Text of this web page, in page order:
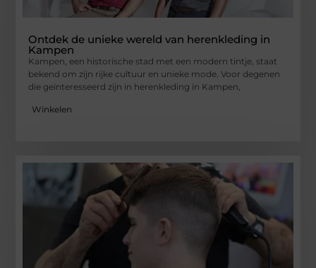
Ontdek de unieke wereld van herenkleding in
Kampen
Kampen, een historische stad met een modern tintje, staat
bekend om zijn rijke cultuur en unieke mode. Voor degenen
die geïnteresseerd zijn in herenkleding in Kampen,
Winkelen